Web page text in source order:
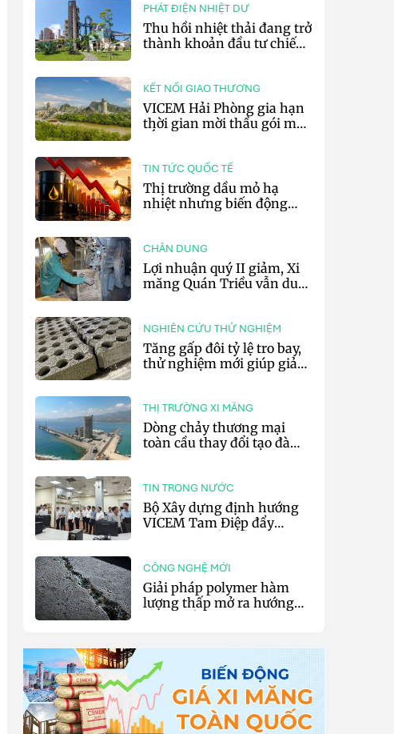
PHÁT ĐIỆN NHIỆT DƯ
Thu hồi nhiệt thải đang trở
thành khoản đầu tư chiến
KẾT NỐI GIAO THƯƠNG
VICEM Hải Phòng gia hạn
thời gian mời thầu gói mua
TIN TỨC QUỐC TẾ
Thị trường dầu mỏ hạ
nhiệt nhưng biến động
CHÂN DUNG
Lợi nhuận quý II giảm, Xi
măng Quán Triều vẫn duy
NGHIÊN CỨU THỬ NGHIỆM
Tăng gấp đôi tỷ lệ tro bay,
thử nghiệm mới giúp giảm
THỊ TRƯỜNG XI MĂNG
Dòng chảy thương mại
toàn cầu thay đổi tạo đà
TIN TRONG NƯỚC
Bộ Xây dựng định hướng
VICEM Tam Điệp đẩy
CÔNG NGHỆ MỚI
Giải pháp polymer hàm
lượng thấp mở ra hướng